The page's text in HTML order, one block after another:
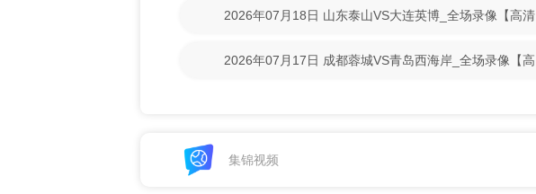
2026年07月18日 山东泰山VS大连英博_全场录像【高清
2026年07月17日 成都蓉城VS青岛西海岸_全场录像【高
集锦视频